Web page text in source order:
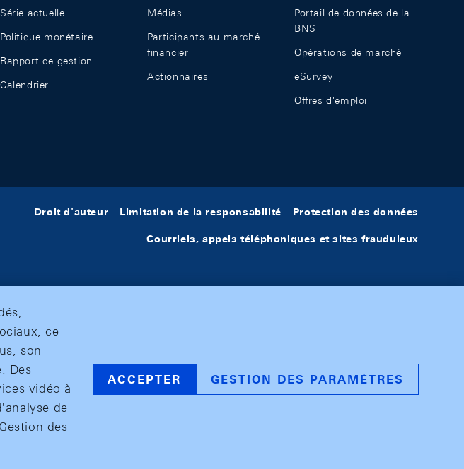
Série actuelle
Politique monétaire
Rapport de gestion
Calendrier
Médias
Participants au marché
financier
Actionnaires
Portail de données de la
BNS
Opérations de marché
eSurvey
Offres d'emploi
Droit d'auteur Limitation de la responsabilité Protection des données
Courriels, appels téléphoniques et sites frauduleux
ce
son
Des
vidéo à
de
des
ACCEPTER GESTION DES PARAMÈTRES